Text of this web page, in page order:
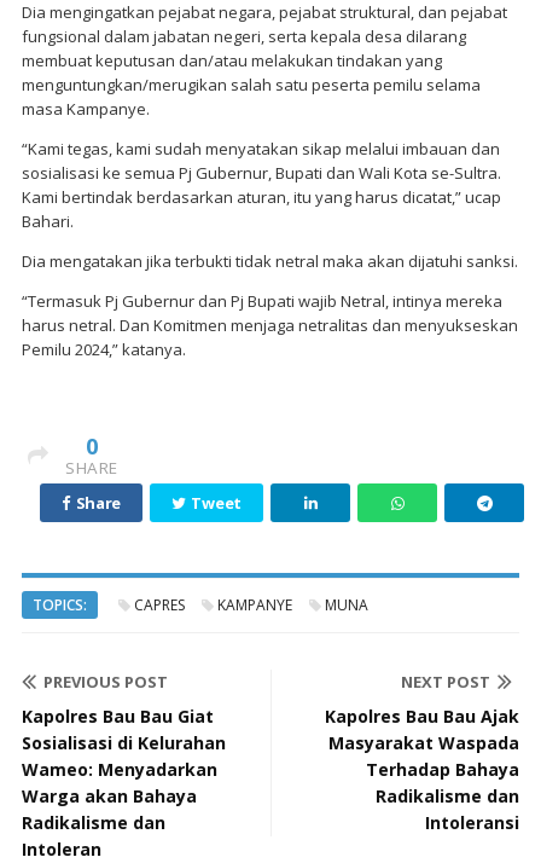
Dia mengingatkan pejabat negara, pejabat struktural, dan pejabat
fungsional dalam jabatan negeri, serta kepala desa dilarang
membuat keputusan dan/atau melakukan tindakan yang
menguntungkan/merugikan salah satu peserta pemilu selama
masa Kampanye.
“Kami tegas, kami sudah menyatakan sikap melalui imbauan dan
sosialisasi ke semua Pj Gubernur, Bupati dan Wali Kota se-Sultra.
Kami bertindak berdasarkan aturan, itu yang harus dicatat,” ucap
Bahari.
Dia mengatakan jika terbukti tidak netral maka akan dijatuhi sanksi.
“Termasuk Pj Gubernur dan Pj Bupati wajib Netral, intinya mereka
harus netral. Dan Komitmen menjaga netralitas dan menyukseskan
Pemilu 2024,” katanya.
0
SHARE
Share
Tweet
TOPICS: CAPRES KAMPANYE MUNA
PREVIOUS POST
Kapolres Bau Bau Giat
Sosialisasi di Kelurahan
Wameo: Menyadarkan
Warga akan Bahaya
Radikalisme dan
Intoleran
NEXT POST
Kapolres Bau Bau Ajak
Masyarakat Waspada
Terhadap Bahaya
Radikalisme dan
Intoleransi